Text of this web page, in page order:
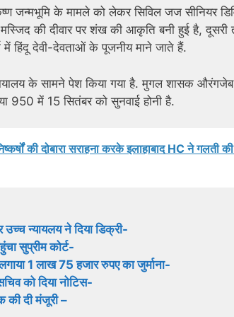
जन्मभूमि के मामले को लेकर सिविल जज सीनियर
की दीवार पर शंख की आकृति बनी हुई है, दूसरी
हिंदू देवी-देवताओं के पूजनीय माने जाते हैं.
के सामने पेश किया गया है. मुगल शासक
950 में 15 सितंबर को सुनवाई होनी है.
की दोबारा सराहना करके इलाहाबाद HC ने गलती
न्यायलय ने दिया डिक्री-
सुप्रीम कोर्ट-
1 लाख 75 हजार रुपए का जुर्माना-
को दिया नोटिस-
की दी मंजूरी –